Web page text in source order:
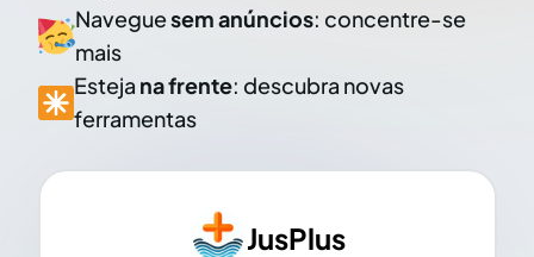
Naveguesem anúncios: concentre-se
mais
Esteja na frente: descubra novas
ferramentas
JusPlus